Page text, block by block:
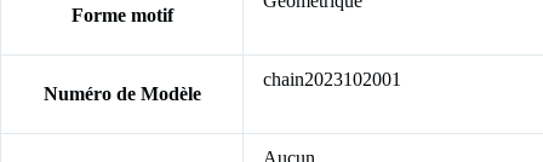
Forme motif
Numéro de Modèle
chain2023102001
Aucun